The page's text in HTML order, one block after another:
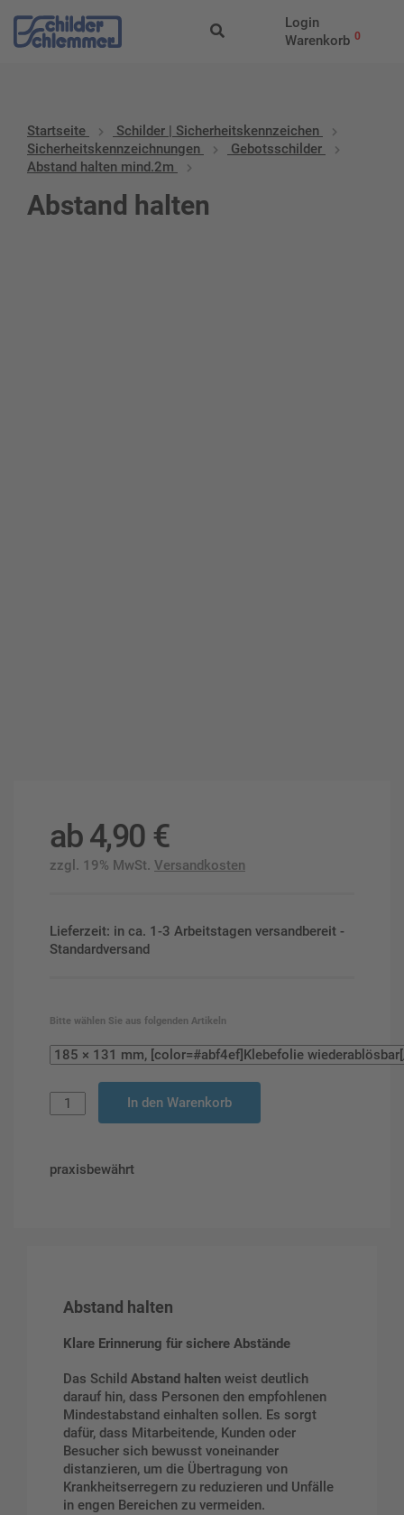
Login
Warenkorb 0
Startseite
Schilder | Sicherheitskennzeichen
Sicherheitskennzeichnungen
Gebotsschilder
Abstand halten mind.2m
Abstand halten
ab4,90 €
zzgl. 19% MwSt. Versandkosten
Lieferzeit: in ca. 1-3 Arbeitstagen versandbereit -
Standardversand
Bitte wählen Sie aus folgenden Artikeln
In den Warenkorb
praxisbewährt
Abstand halten
Klare Erinnerung für sichere Abstände
Das Schild Abstand halten weist deutlich
darauf hin, dass Personen den empfohlenen
Mindestabstand einhalten sollen. Es sorgt
dafür, dass Mitarbeitende, Kunden oder
Besucher sich bewusst voneinander
distanzieren, um die Übertragung von
Krankheitserregern zu reduzieren und Unfälle
in engen Bereichen zu vermeiden.